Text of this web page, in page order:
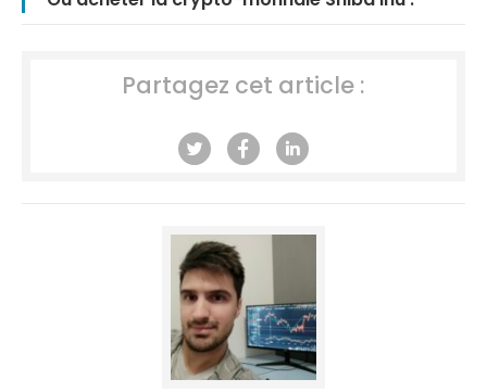
Partagez cet article :